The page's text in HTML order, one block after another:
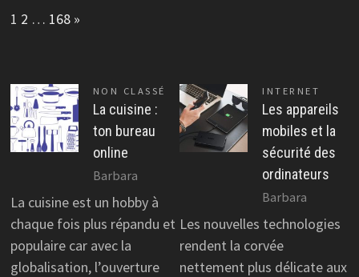
Page:
1 2 … 168 Next
»
NON CLASSÉ
La cuisine :
ton bureau
online
Barbara
La cuisine est un hobby à
chaque fois plus répandu et
populaire car avec la
globalisation, l’ouverture
INTERNET
Les appareils
mobiles et la
sécurité des
ordinateurs
Barbara
Les nouvelles technologies
rendent la corvée
nettement plus délicate aux